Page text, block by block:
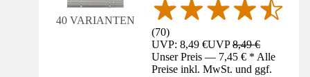
40 VARIANTEN
(70)
UVP: 8,49 €UVP8,49 €
Unser Preis — 7,45 € * Alle
Preise inkl. MwSt. und ggf.